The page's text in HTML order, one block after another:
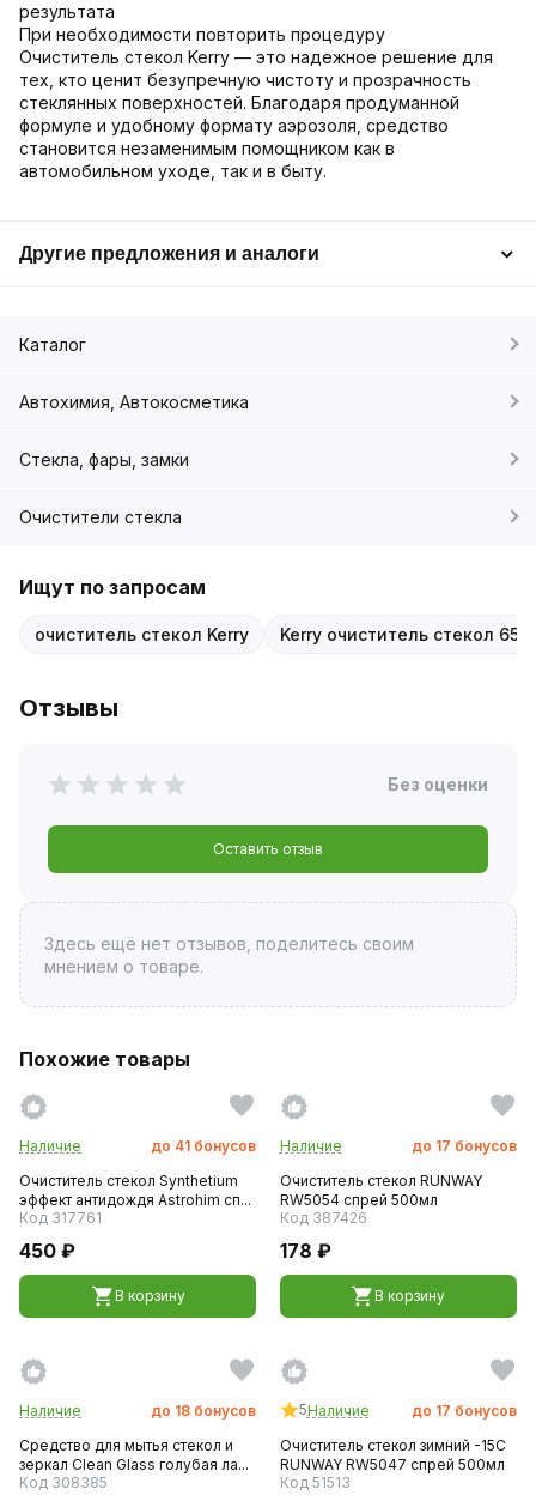
результата
При необходимости повторить процедуру
Очиститель стекол Kerry — это надежное решение для
тех, кто ценит безупречную чистоту и прозрачность
стеклянных поверхностей. Благодаря продуманной
формуле и удобному формату аэрозоля, средство
становится незаменимым помощником как в
автомобильном уходе, так и в быту.
Другие предложения и аналоги
Каталог
Автохимия, Автокосметика
Стекла, фары, замки
Очистители стекла
Ищут по запросам
очиститель стекол Kerry Kerry очиститель стекол
Отзывы
Без оценки
Оставить отзыв
Здесь ещё нет отзывов, поделитесь своим
мнением о товаре.
Похожие товары
Наличие до 41 бонусов
Очиститель стекол Synthetium
эффект антидождя Astrohim сп...
Код 317761
450 ₽
В корзину
Наличие до 17 бонусов
Очиститель стекол RUNWAY
RW5054 спрей 500мл
Код 387426
178 ₽
В корзину
Наличие до 18 бонусов
Средство для мытья стекол и
зеркал Clean Glass голубая ла...
Код 308385
5Наличие до 17 бонусов
Очиститель стекол зимний -15C
RUNWAY RW5047 спрей 500мл
Код 51513